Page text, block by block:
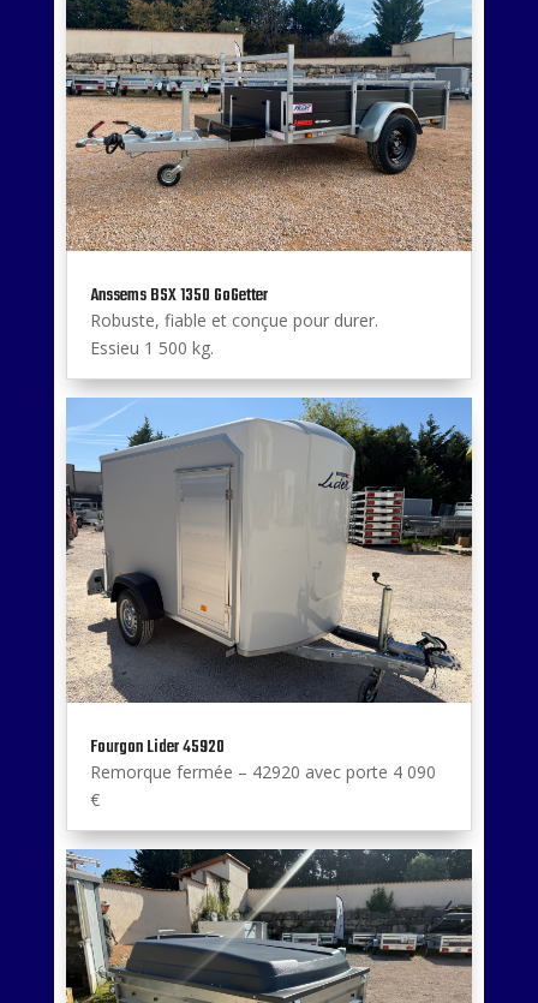
Anssems BSX 1350 GoGetter
Robuste, fiable et conçue pour durer.
Essieu 1 500 kg.
Fourgon Lider 45920
Remorque fermée – 42920 avec porte 4 090
€